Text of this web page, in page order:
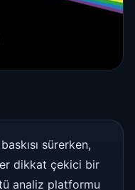
sürerken,
dikkat çekici bir
analiz platformu